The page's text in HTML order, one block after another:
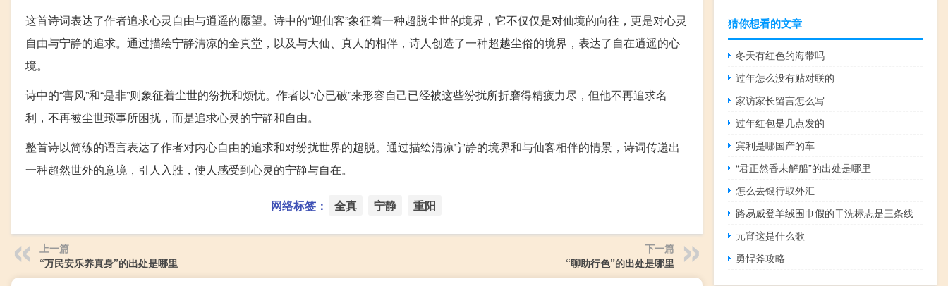
这首诗词表达了作者追求心灵自由与逍遥的愿望。诗中的“迎仙客”象征着一种超脱尘世的境界，它不仅仅是对仙境的向往，更是对心灵
自由与宁静的追求。通过描绘宁静清凉的全真堂，以及与大仙、真人的相伴，诗人创造了一种超越尘俗的境界，表达了自在逍遥的心
境。
诗中的“害风”和“是非”则象征着尘世的纷扰和烦忧。作者以“心已破”来形容自己已经被这些纷扰所折磨得精疲力尽，但他不再追求名
利，不再被尘世琐事所困扰，而是追求心灵的宁静和自由。
整首诗以简练的语言表达了作者对内心自由的追求和对纷扰世界的超脱。通过描绘清凉宁静的境界和与仙客相伴的情景，诗词传递出
一种超然世外的意境，引人入胜，使人感受到心灵的宁静与自在。
网络标签： 全真 宁静 重阳
上一篇
“万民安乐养真身”的出处是哪里
下一篇
“聊助行色”的出处是哪里
猜你想看的文章
冬天有红色的海带吗
过年怎么没有贴对联的
家访家长留言怎么写
过年红包是几点发的
宾利是哪国产的车
“君正然香未解船”的出处是哪里
怎么去银行取外汇
路易威登羊绒围巾假的干洗标志是三条线
元宵这是什么歌
勇悍斧攻略